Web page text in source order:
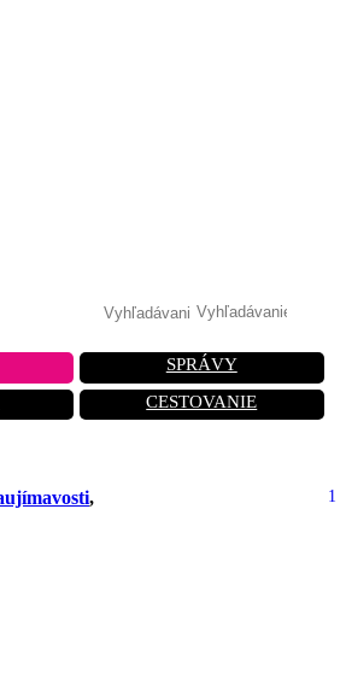
SPRÁVY
CESTOVANIE
, 1